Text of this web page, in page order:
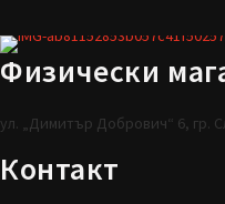
Физически
ул. „Димитър Добрович“ 6, гр.
Контакт